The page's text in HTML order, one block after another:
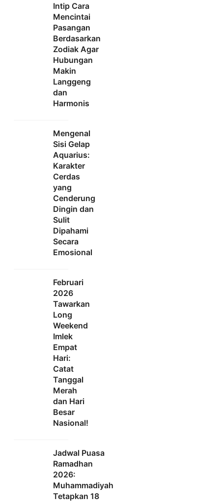
Intip Cara
Mencintai
Pasangan
Berdasarkan
Zodiak Agar
Hubungan
Makin
Langgeng
dan
Harmonis
Mengenal
Sisi Gelap
Aquarius:
Karakter
Cerdas
yang
Cenderung
Dingin dan
Sulit
Dipahami
Secara
Emosional
Februari
2026
Tawarkan
Long
Weekend
Imlek
Empat
Hari:
Catat
Tanggal
Merah
dan Hari
Besar
Nasional!
Jadwal Puasa
Ramadhan
2026:
Muhammadiyah
Tetapkan 18